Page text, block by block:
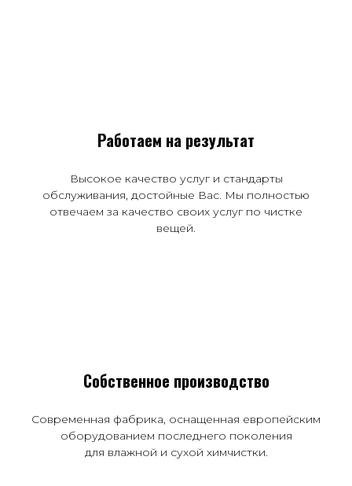
Работаем на результат
Высокое качество услуг и стандарты
обслуживания, достойные Вас. Мы полностью
отвечаем за качество своих услуг по чистке
вещей.
Собственное производство
Современная фабрика, оснащенная европейским
оборудованием последнего поколения
для влажной и сухой химчистки.